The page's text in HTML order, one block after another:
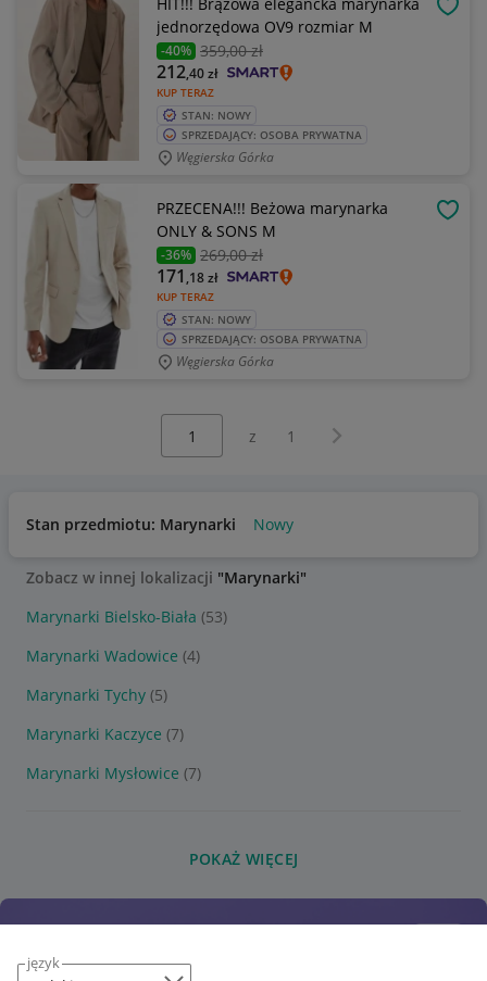
język
jednorzędowa OV9 rozmiar M
-40% 359,00 zł
KUP TERAZ
212,40zł
STAN: NOWY
SPRZEDAJĄCY: OSOBA PRYWATNA
Węgierska Górka
PRZECENA!!! Beżowa marynarka
ONLY & SONS M
-36% 269,00 zł
KUP TERAZ
171 ,18zł
STAN: NOWY
SPRZEDAJĄCY: OSOBA PRYWATNA
Węgierska Górka
z 1 Następna strona
Stan przedmiotu: Marynarki Nowy
Zobacz w innej lokalizacji "Marynarki"
Marynarki Bielsko-Biała (53)
Marynarki Wadowice (4)
Marynarki Tychy (5)
Marynarki Kaczyce (7)
Marynarki Mysłowice (7)
POKAŻ WIĘCEJ